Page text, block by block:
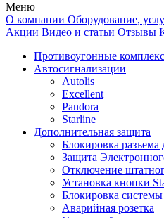
Меню
О компании Оборудование,
Акции Видео и статьи Отзывы
Противоугонные
Автосигнализации
Autolis
Excellent
Pandora
Starline
Дополнительная защита
Блокировка разъема
Защита
Отключение
Установка кнопки
Блокировка системы
Аварийная розетка